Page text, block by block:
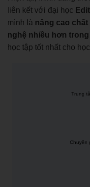
liên kết với đại học
mình là nâng cao
nghệ nhiều hơn
học tập tốt nhất cho
Trung
Chuyên